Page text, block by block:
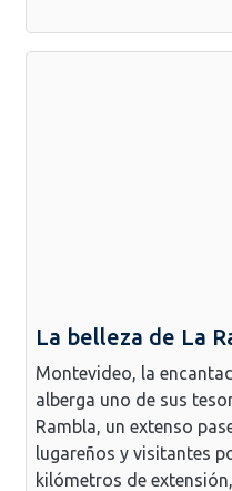
La belleza de La
Montevideo, la
alberga uno de sus
Rambla, un extenso
lugareños y visitantes
kilómetros de